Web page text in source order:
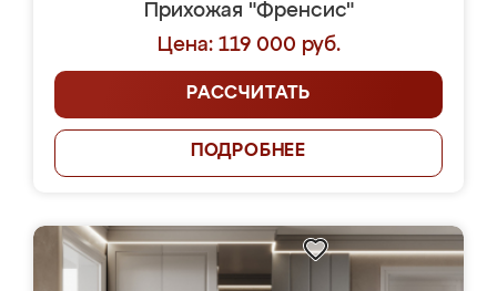
Прихожая "Френсис"
Цена: 119 000 руб.
РАССЧИТАТЬ
ПОДРОБНЕЕ